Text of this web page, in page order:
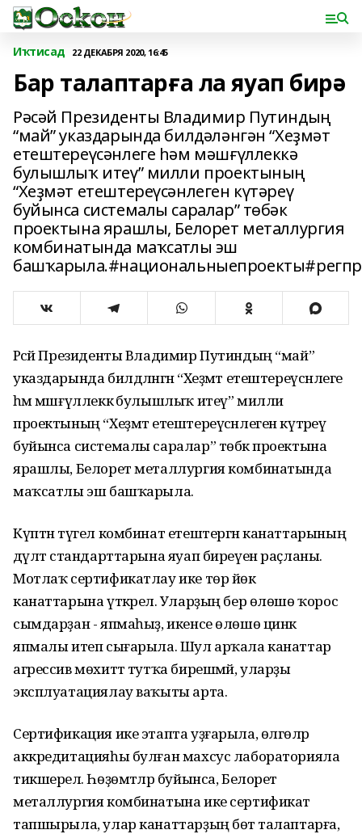
Иҡтисад 22 ДЕКАБРЯ 2020, 16:45
Бар талаптарға ла яуап бирә
Рәсәй Президенты Владимир Путиндың
“май” указдарында билдәләнгән “Хеҙмәт
етештереүсәнлеге һәм мәшғүллеккә
булышлыҡ итеү” милли проектының
“Хеҙмәт етештереүсәнлеген күтәреү
буйынса системалы саралар” төбәк
проектына ярашлы, Белорет металлургия
комбинатында маҡсатлы эш
Рәсәй Президенты Владимир Путиндың “май”
указдарында билдәләнгән “Хеҙмәт етештереүсәнлеге
һәм мәшғүллеккә булышлыҡ итеү” милли
проектының “Хеҙмәт етештереүсәнлеген күтәреү
буйынса системалы саралар” төбәк проектына
ярашлы, Белорет металлургия комбинатында
маҡсатлы эш башҡарыла.
Күптән түгел комбинат етештергән канаттарының
дәүләт стандарттарына яуап биреүен раҫланы.
Мотлаҡ сертификатлау ике төр йөк
канаттарына үткәрелә. Уларҙың бер өлөшө ҡорос
сымдарҙан - япмаһыҙ, икенсе өлөшө цинк
япмалы итеп сығарыла. Шул арҡала канаттар
агрессив мөхиттә тутҡа бирешмәй, уларҙы
эксплуатациялау ваҡыты арта.
Сертификация ике этапта уҙғарыла, өлгөләр
аккредитацияһы булған махсус лабораторияла
тикшерелә. Һөҙөмтәләр буйынса, Белорет
металлургия комбинатына ике сертификат
тапшырыла, улар канаттарҙың бөтә талаптарға,